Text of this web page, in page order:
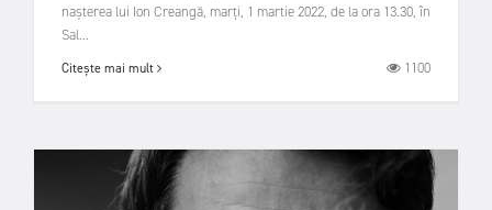
nașterea lui Ion Creangă, marți, 1 martie 2022, de la ora 13.30, în
Sal...
Citește mai mult 1100